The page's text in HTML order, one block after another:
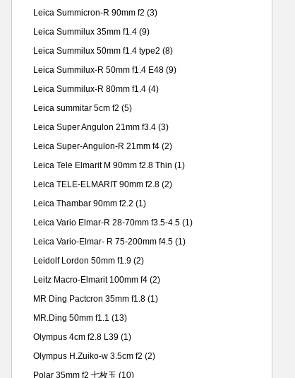
Leica Summicron-R 90mm f2 (3)
Leica Summilux 35mm f1.4 (9)
Leica Summilux 50mm f1.4 type2 (8)
Leica Summilux-R 50mm f1.4 E48 (9)
Leica Summilux-R 80mm f1.4 (4)
Leica summitar 5cm f2 (5)
Leica Super Angulon 21mm f3.4 (3)
Leica Super-Angulon-R 21mm f4 (2)
Leica Tele Elmarit M 90mm f2.8 Thin (1)
Leica TELE-ELMARIT 90mm f2.8 (2)
Leica Thambar 90mm f2.2 (1)
Leica Vario Elmar-R 28-70mm f3.5-4.5 (1)
Leica Vario-Elmar- R 75-200mm f4.5 (1)
Leidolf Lordon 50mm f1.9 (2)
Leitz Macro-Elmarit 100mm f4 (2)
MR Ding Pactcron 35mm f1.8 (1)
MR.Ding 50mm f1.1 (13)
Olympus 4cm f2.8 L39 (1)
Olympus H.Zuiko-w 3.5cm f2 (2)
Polar 35mm f2 七枚玉 (10)